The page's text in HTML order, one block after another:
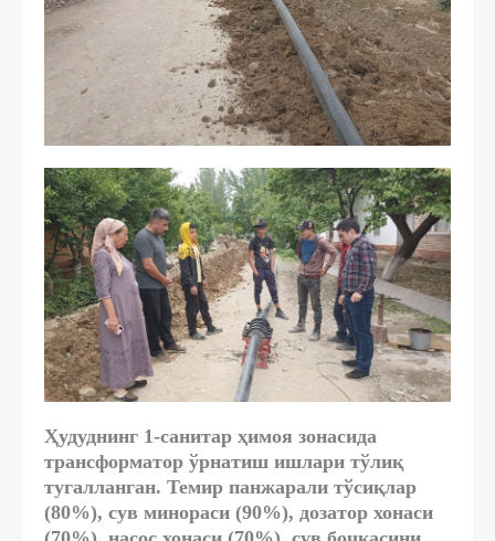
Ҳудуднинг 1-санитар ҳимоя зонасида
трансформатор ўрнатиш ишлари тўлиқ
тугалланган. Темир панжарали тўсиқлар
(80%), сув минораси (90%), дозатор хонаси